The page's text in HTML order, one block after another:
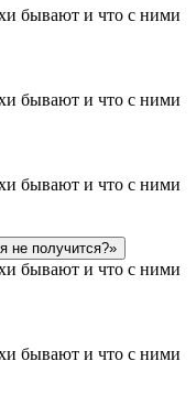
не получится?»